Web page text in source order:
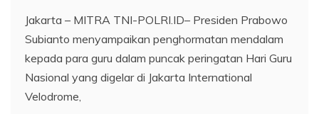
Jakarta – MITRA TNI-POLRI.ID– Presiden Prabowo
Subianto menyampaikan penghormatan mendalam
kepada para guru dalam puncak peringatan Hari Guru
Nasional yang digelar di Jakarta International
Velodrome,